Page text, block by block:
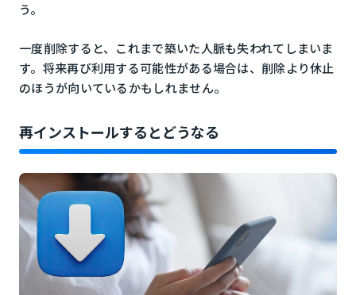
う。
一度削除すると、これまで築いた人脈も失われてしまいま
す。将来再び利用する可能性がある場合は、削除より休止
のほうが向いているかもしれません。
再インストールするとどうなる